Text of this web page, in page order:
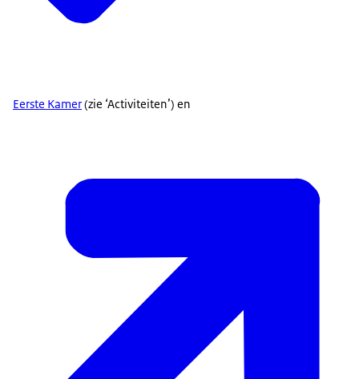
Eerste Kamer(zie ‘Activiteiten’) en